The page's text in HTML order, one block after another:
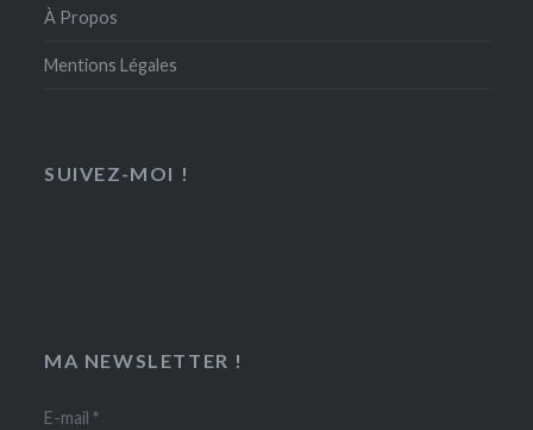
À Propos
Mentions Légales
SUIVEZ-MOI !
MA NEWSLETTER !
E-mail*